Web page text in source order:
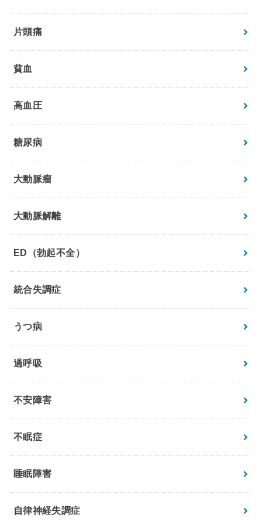
片頭痛
貧血
高血圧
糖尿病
大動脈瘤
大動脈解離
ED（勃起不全）
統合失調症
うつ病
過呼吸
不安障害
不眠症
睡眠障害
自律神経失調症